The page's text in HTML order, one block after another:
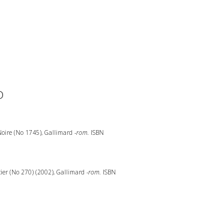
(No 1745), Gallimard -rom. ISBN
(No 270) (2002), Gallimard -rom. ISBN